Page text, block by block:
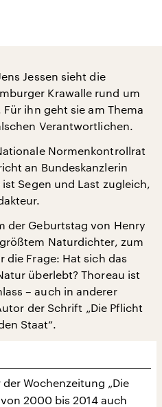
Jessen sieht die
Krawalle rund um
ihn geht sie am Thema
Verantwortlichen.
Normenkontrollrat
an Bundeskanzlerin
Segen und Last zugleich,
der Geburtstag von Henry
Naturdichter, zum
die Frage: Hat sich das
überlebt? Thoreau ist
– auch in anderer
der Schrift „Die Pflicht
Staat“.
der Wochenzeitung „Die
2000 bis 2014 auch